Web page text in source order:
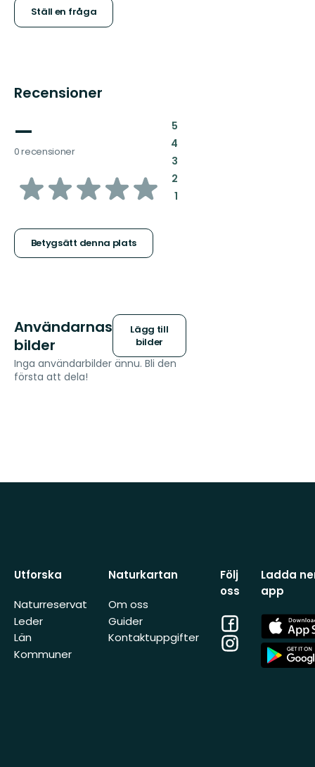
Ställ en fråga
Recensioner
—
0 recensioner
av
stjärnor
Betygsätt denna plats
5:
4:
3:
2:
1:
Användarnas
bilder
Lägg till
bilder
Inga användarbilder ännu. Bli den
första att dela!
Utforska
Naturreservat
Leder
Län
Kommuner
Naturkartan
Om oss
Guider
Kontaktuppgifter
Följ
oss
Facebook
Instagram
Ladda
app
App
Store
App
Store